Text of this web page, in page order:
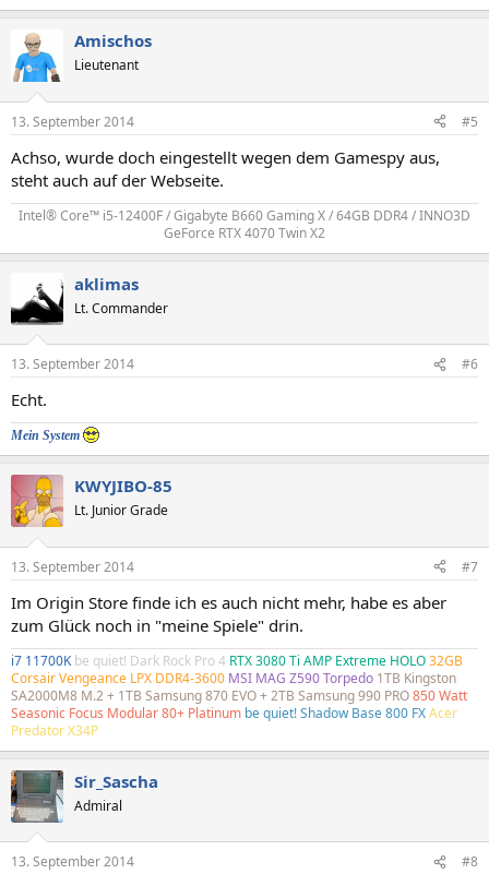
Amischos
Lieutenant
13. September 2014 #5
Achso, wurde doch eingestellt wegen dem Gamespy aus,
steht auch auf der Webseite.
Intel® Core™ i5-12400F / Gigabyte B660 Gaming X / 64GB DDR4 / INNO3D
GeForce RTX 4070 Twin X2​
aklimas
Lt. Commander
13. September 2014 #6
Echt.
Mein System
KWYJIBO-85
Lt. Junior Grade
13. September 2014 #7
Im Origin Store finde ich es auch nicht mehr, habe es aber
zum Glück noch in "meine Spiele" drin.
i7 11700K be quiet! Dark Rock Pro 4 RTX 3080 Ti AMP Extreme HOLO32GB
Corsair Vengeance LPX DDR4-3600 MSI MAG Z590 Torpedo 1TB Kingston
SA2000M8 M.2 + 1TB Samsung 870 EVO + 2TB Samsung 990 PRO850 Watt
Seasonic Focus Modular 80+ Platinum be quiet! Shadow Base 800 FXAcer
Predator X34P
Sir_Sascha
Admiral
13. September 2014 #8